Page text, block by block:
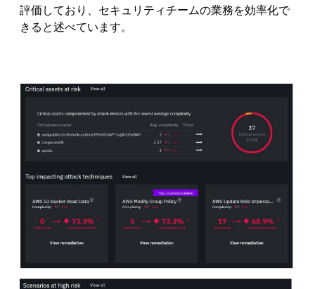
評価しており、セキュリティチームの業務を効率化で
きると述べています。